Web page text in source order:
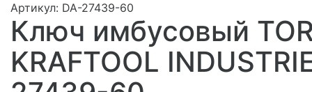
Артикул: DA-27439-60
Ключ имбусовый
KRAFTOOL